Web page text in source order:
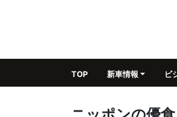
TOP 新車情報 ビ